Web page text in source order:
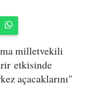
milletvekili
etkisinde
açacaklarını"